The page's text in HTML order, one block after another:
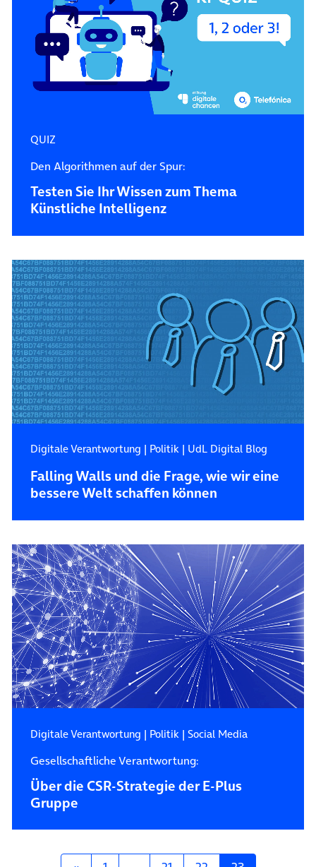
QUIZ
Den Algorithmen auf der Spur:
Testen Sie Ihr Wissen zum Thema
Künstliche Intelligenz
Digitale Verantwortung | Politik| UdL Digital Blog
Falling Walls und die Frage, wie wir eine
bessere Welt schaffen können
Digitale Verantwortung | Politik| Social Media
Gesellschaftliche Verantwortung:
Über die CSR-Strategie der E-Plus
Gruppe